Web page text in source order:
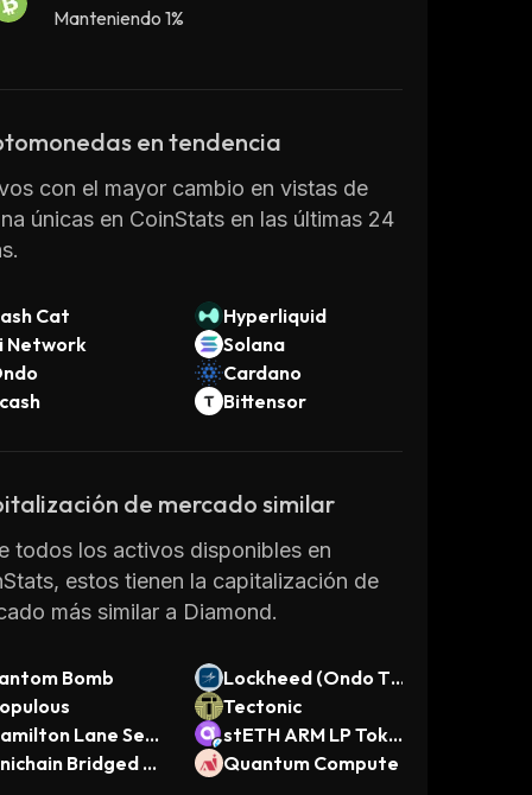
(weight), clarity (lack of blemishes),
(from colorless to fancy) and cut (the
The quality of each diamond is
by its unique combination of
characteristics which can affect its
significantly.
to helping you learn more about
Leer más
Manteniendo 1%
en tendencia
con el mayor cambio en vistas de
únicas en CoinStats en las últimas 24
Cat
Hyperliquid
Network
Solana
Cardano
Bittensor
de mercado similar
todos los activos disponibles en
estos tienen la capitalización de
más similar a Diamond.
Bomb
Lockheed (Ondo To
kenized Stock)
Tectonic
Lane Seni
Credit Opportun
stETH ARM LP Toke
n
Bridged W
Quantum Compute